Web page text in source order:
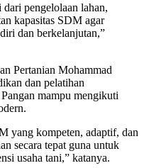
pengelolaan lahan,
kapasitas SDM agar
dan berkelanjutan,”
Pertanian Mohammad
dan pelatihan
mampu mengikuti
yang kompeten, adaptif, dan
secara tepat guna untuk
usaha tani,” katanya.